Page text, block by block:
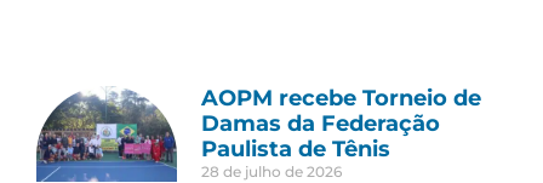
AOPM recebe Torneio de
Damas da Federação
Paulista de Tênis
28 de julho de 2026